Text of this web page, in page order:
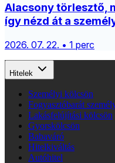
Alacsony törlesztő,
így nézd át a
2026. 07. 22. • 1 perc
Hitelek
Személyi kölcsön
Fogyasztóbarát
Lakásfelújítási kölcsön
Gyorskölcsön
Babaváró
Hitelkiváltás
Autóhitel